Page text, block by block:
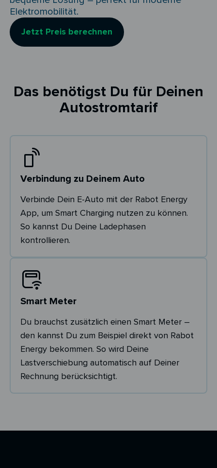
Elektromobilität.
Jetzt Preis berechnen
Das benötigst Du für Deinen
Autostromtarif
Verbindung zu Deinem Auto
Verbinde Dein E-Auto mit der Rabot Energy
App, um Smart Charging nutzen zu können.
So kannst Du Deine Ladephasen
kontrollieren.
Smart Meter
Du brauchst zusätzlich einen Smart Meter –
den kannst Du zum Beispiel direkt von Rabot
Energy bekommen. So wird Deine
Lastverschiebung automatisch auf Deiner
Rechnung berücksichtigt.